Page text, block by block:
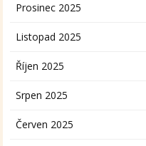
Prosinec 2025
Listopad 2025
Říjen 2025
Srpen 2025
Červen 2025